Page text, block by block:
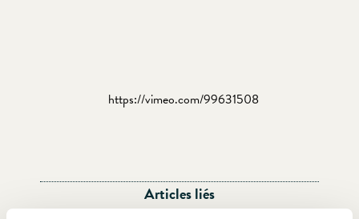
https://vimeo.com/99631508
Articles liés